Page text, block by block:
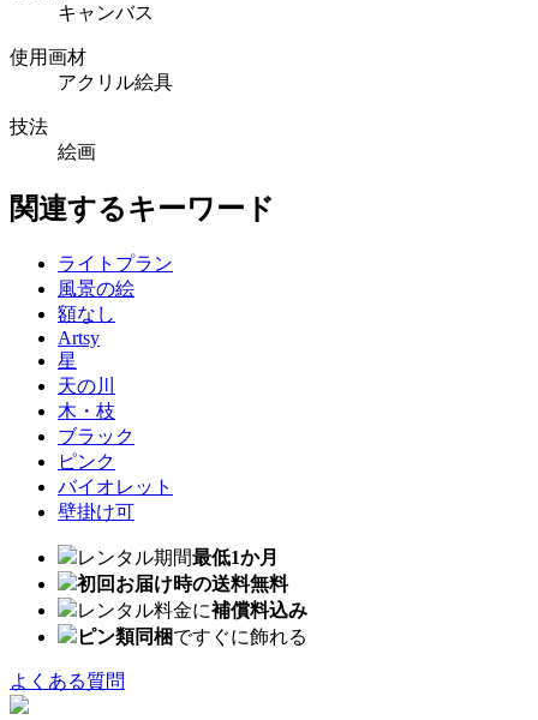
キャンバス
使用画材
アクリル絵具
技法
絵画
関連するキーワード
ライトプラン
風景の絵
額なし
Artsy
星
天の川
木・枝
ブラック
ピンク
バイオレット
壁掛け可
レンタル期間最低1か月
初回お届け時の送料無料
レンタル料金に補償料込み
ピン類同梱ですぐに飾れる
よくある質問